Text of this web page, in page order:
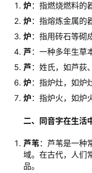
炉：指燃烧燃料的
炉：指熔炼金属的
炉：指用砖石等砌
芦 ：一种多年生草
芦 ：姓氏，如芦荻
炉：指炉灶，如炉
炉：指炉火，如炉
二、同音字在生活
芦苇：芦苇是一种
域。在古代，人们
品。